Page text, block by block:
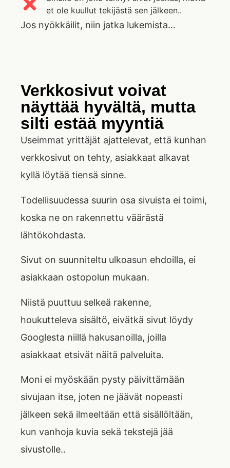
et ole kuullut tekijästä sen jälkeen..
Jos nyökkäilit, niin jatka lukemista…
Verkkosivut voivat
näyttää hyvältä, mutta
silti estää myyntiä
Useimmat yrittäjät ajattelevat, että kunhan
verkkosivut on tehty, asiakkaat alkavat
kyllä löytää tiensä sinne.
Todellisuudessa suurin osa sivuista ei toimi,
koska ne on rakennettu väärästä
lähtökohdasta.
Sivut on suunniteltu ulkoasun ehdoilla, ei
asiakkaan ostopolun mukaan.
Niistä puuttuu selkeä rakenne,
houkutteleva sisältö, eivätkä sivut löydy
Googlesta niillä hakusanoilla, joilla
asiakkaat etsivät näitä palveluita.
Moni ei myöskään pysty päivittämään
sivujaan itse, joten ne jäävät nopeasti
jälkeen sekä ilmeeltään että sisällöltään,
kun vanhoja kuvia sekä tekstejä jää
sivustolle..